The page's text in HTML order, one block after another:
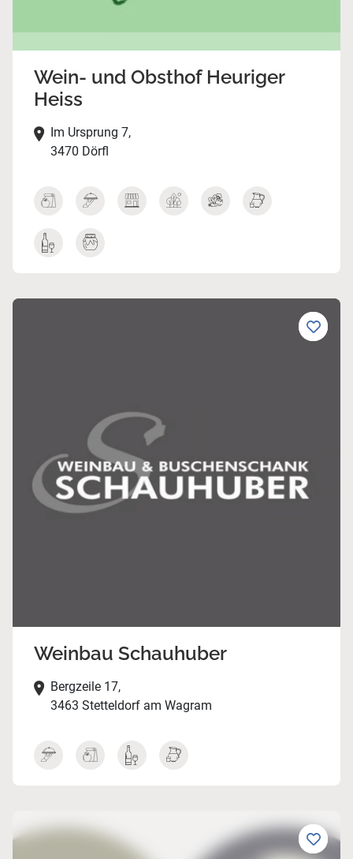
Wein- und Obsthof Heuriger
Heiss
Im Ursprung 7,
3470 Dörfl
Weinbau Schauhuber
Bergzeile 17,
3463 Stetteldorf am Wagram